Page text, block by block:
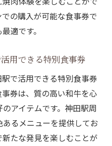
の購入が可能な食事券で
適です。
用できる特別食事券
で活用できる特別食事券
券は、質の高い和牛を心
アイテムです。神田駅周
るメニューを提供してお
たな発見を楽しむことが